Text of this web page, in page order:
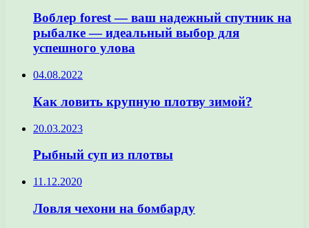
Воблер forest — ваш надежный спутник на
рыбалке — идеальный выбор для
успешного улова
04.08.2022
Как ловить крупную плотву зимой?
20.03.2023
Рыбный суп из плотвы
11.12.2020
Ловля чехони на бомбарду